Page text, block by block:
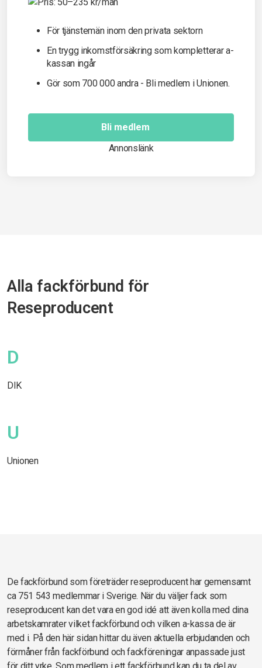
För tjänstemän inom den privata sektorn
En trygg inkomst­försäkring som kompletterar a-
kassan ingår
Gör som 700 000 andra - Bli medlem i Unionen.
Bli medlem
Annonslänk
Alla fackförbund för
Reseproducent
D
DIK
U
Unionen
De fackförbund som företräder reseproducent har gemensamt
ca 751 543 medlemmar i Sverige. När du väljer fack som
reseproducent kan det vara en god idé att även kolla med dina
arbetskamrater vilket fackförbund och vilken a-kassa de är
med i. På den här sidan hittar du även aktuella erbjudanden och
förmåner från fackförbund och fackföreningar anpassade just